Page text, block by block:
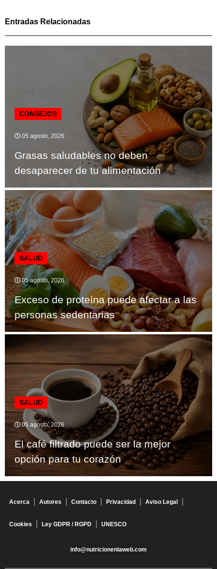
Entradas Relacionadas
CONSEJOS
05 agosto, 2026
Grasas saludables no deben
desaparecer de tu alimentación
SALUD
05 agosto, 2026
Exceso de proteína puede afectar a las
personas sedentarias
SALUD
05 agosto, 2026
El café filtrado puede ser la mejor
opción para tu corazón
Acerca Autores Contacto Privacidad Aviso Legal
Cookies Ley GDPR / RGPD UNESCO
info@nutricionenlaweb.com